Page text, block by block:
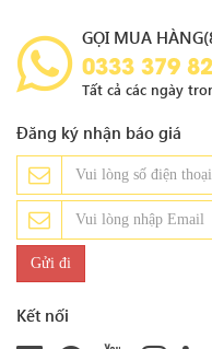
GỌI MUA
0333 379
Tất cả các ngày
Đăng ký nhận báo giá
Kết nối